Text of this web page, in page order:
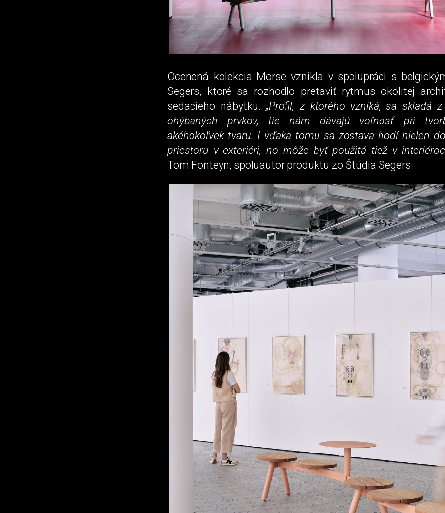
Ocenená kolekcia Morse vznikla v spolupráci s
Segers, ktoré sa rozhodlo pretaviť rytmus okolitej
sedacieho nábytku.„Profil, z ktorého vzniká, sa skladá
ohýbaných prvkov, tie nám dávajú voľnosť pri
akéhokoľvek tvaru. I vďaka tomu sa zostava hodí nielen
priestoru v exteriéri, no môže byť použitá tiež v
Tom Fonteyn, spoluautor produktu zo Štúdia Segers.